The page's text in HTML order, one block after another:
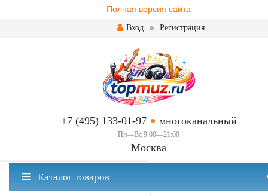
Полная версия сайта
Вход Регистрация
+7 (495) 133-01-97 многоканальный
Пн—Вс 9:00—21:00
Москва
Москва ваш город?
Каталог товаров